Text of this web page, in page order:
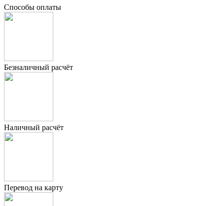
Способы оплаты
Безналичный расчёт
Наличный расчёт
Перевод на карту